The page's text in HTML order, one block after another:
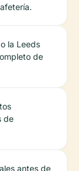
la Leeds
de
de
antes de